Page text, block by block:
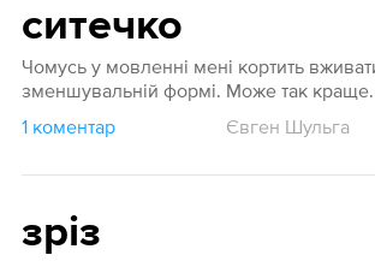
ситечко
Чомусь у мовленні мені кортить
зменшувальній формі. Може так краще.
1 коментар
Євген Шульга
зріз